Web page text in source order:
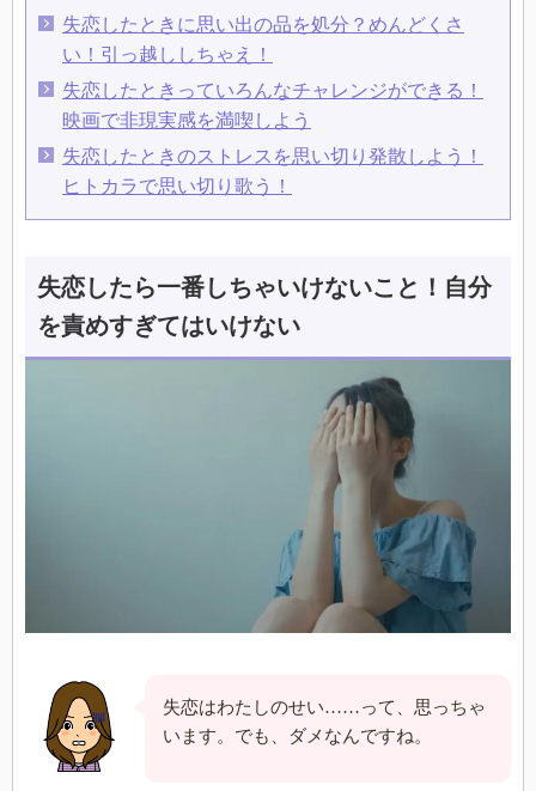
失恋したときに思い出の品を処分？めんどくさ
い！引っ越ししちゃえ！
失恋したときっていろんなチャレンジができる！
映画で非現実感を満喫しよう
失恋したときのストレスを思い切り発散しよう！
ヒトカラで思い切り歌う！
失恋したら一番しちゃいけないこと！自分
を責めすぎてはいけない
失恋はわたしのせい……って、思っちゃ
います。でも、ダメなんですね。